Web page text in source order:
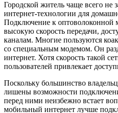
Городской житель чаще всего не
интернет-технологии для
Подключение к оптоволоконной
высокую скорость передачи,
каналам. Многие пользуются
со специальным модемом. Он
интернет. Хотя скорость такой
пользователей привлекает
Поскольку большинство
лишены возможности
перед ними неизбежно встает
мобильный интернет лучше